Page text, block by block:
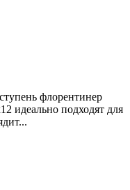
флорентинер
идеально подходят для